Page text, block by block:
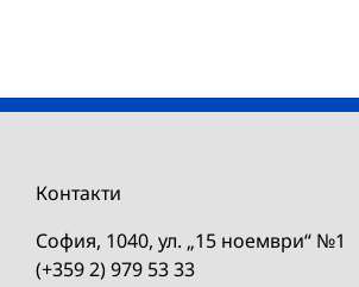
Контакти
София, 1040, ул. „15 ноември“ №1
(+359 2) 979 53 33